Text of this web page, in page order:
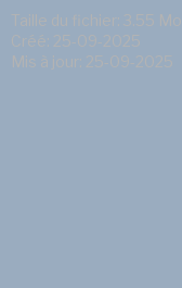
Taille du fichier: 3.55 Mo
Créé: 25-09-2025
Mis à jour: 25-09-2025